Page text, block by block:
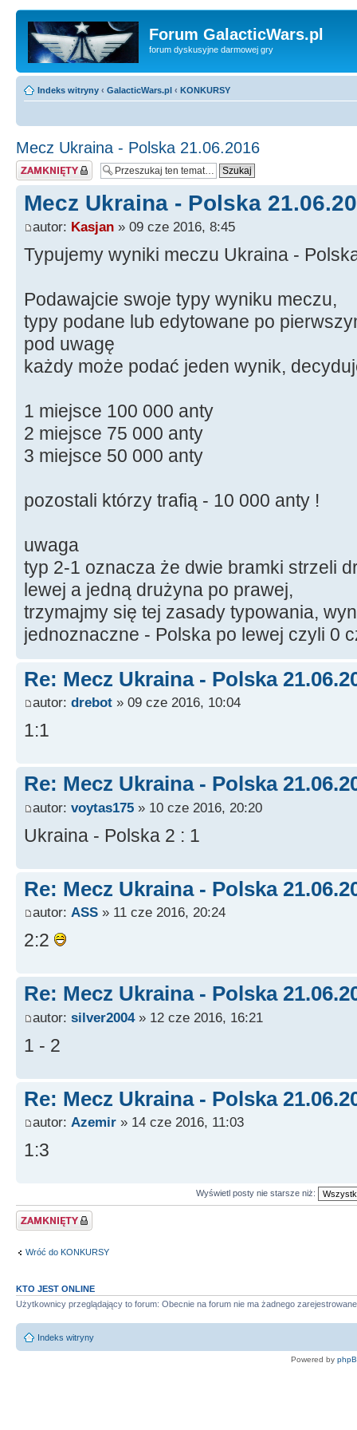
Forum GalacticWars.pl
forum dyskusyjne darmowej gry
Indeks witryny ‹ GalacticWars.pl ‹ KONKURSY
Mecz Ukraina - Polska 21.06.2016
Temat zamknięty
Mecz Ukraina - Polska
autor: Kasjan » 09 cze 2016, 8:45
Typujemy wyniki meczu Ukraina -
Podawajcie swoje typy wyniku meczu,
typy podane lub edytowane po
pod uwagę
każdy może podać jeden wynik,
1 miejsce 100 000 anty
2 miejsce 75 000 anty
3 miejsce 50 000 anty
pozostali którzy trafią - 10 000 anty !
uwaga
typ 2-1 oznacza że dwie bramki strzeli
lewej a jedną drużyna po prawej,
trzymajmy się tej zasady typowania,
jednoznaczne - Polska po lewej czyli 0
Re: Mecz Ukraina - Polska
autor: drebot » 09 cze 2016, 10:04
1:1
Re: Mecz Ukraina - Polska
autor: voytas175 » 10 cze 2016, 20:20
Ukraina - Polska 2 : 1
Re: Mecz Ukraina - Polska
autor: ASS » 11 cze 2016, 20:24
2:2
Re: Mecz Ukraina - Polska
autor: silver2004» 12 cze 2016, 16:21
1 - 2
Re: Mecz Ukraina - Polska
autor: Azemir » 14 cze 2016, 11:03
1:3
Wyświetl posty nie starsze niż:
Temat zamknięty
Wróć do KONKURSY
KTO JEST ONLINE
Użytkownicy przeglądający to forum: Obecnie na forum nie ma żadnego
Indeks witryny
Powered by